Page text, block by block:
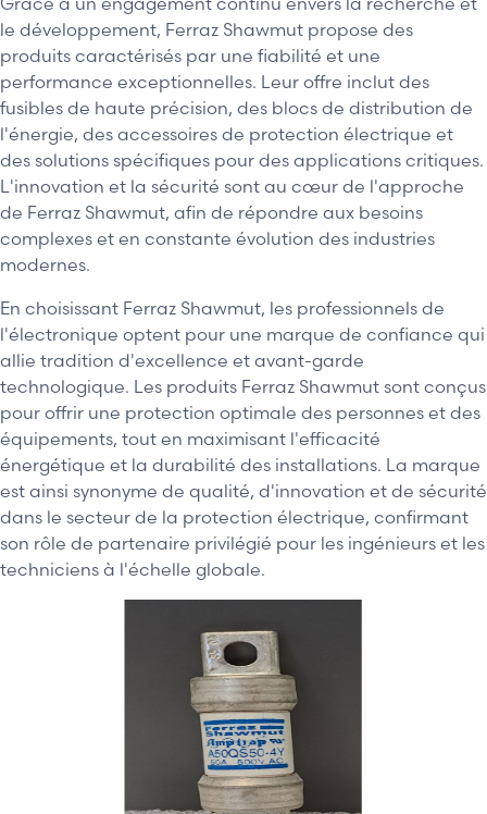
le développement, Ferraz Shawmut propose des
produits caractérisés par une fiabilité et une
performance exceptionnelles. Leur offre inclut des
fusibles de haute précision, des blocs de distribution de
l'énergie, des accessoires de protection électrique et
des solutions spécifiques pour des applications critiques.
L'innovation et la sécurité sont au cœur de l'approche
de Ferraz Shawmut, afin de répondre aux besoins
complexes et en constante évolution des industries
modernes.
En choisissant Ferraz Shawmut, les professionnels de
l'électronique optent pour une marque de confiance qui
allie tradition d'excellence et avant-garde
technologique. Les produits Ferraz Shawmut sont conçus
pour offrir une protection optimale des personnes et des
équipements, tout en maximisant l'efficacité
énergétique et la durabilité des installations. La marque
est ainsi synonyme de qualité, d'innovation et de sécurité
dans le secteur de la protection électrique, confirmant
son rôle de partenaire privilégié pour les ingénieurs et les
techniciens à l'échelle globale.